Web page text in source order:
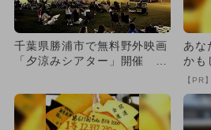
千葉県勝浦市で無料野外映画
「夕涼みシアター」開催 パ
あな
かも
【PR